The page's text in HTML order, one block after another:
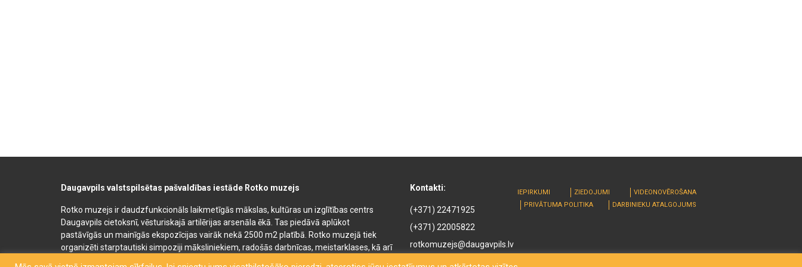
Daugavpils valstspilsētas pašvaldības iestāde Rotko muzejs
Rotko muzejs ir daudzfunkcionāls laikmetīgās mākslas, kultūras un izglītības centrs
Daugavpils cietoksnī, vēsturiskajā artilērijas arsenāla ēkā. Tas piedāvā aplūkot
pastāvīgās un mainīgās ekspozīcijas vairāk nekā 2500 m2 platībā. Rotko muzejā tiek
organizēti starptautiski simpoziji māksliniekiem, radošās darbnīcas, meistarklases, kā arī
Kontakti:
(+371) 22471925
(+371) 22005822
rotkomuzejs@daugavpils.lv
Mihaila iela 3, Daugavpils,
IEPIRKUMI ZIEDOJUMI
VIDEONOVĒROŠANA
PRIVĀTUMA POLITIKA
DARBINIEKU ATALGOJUMS